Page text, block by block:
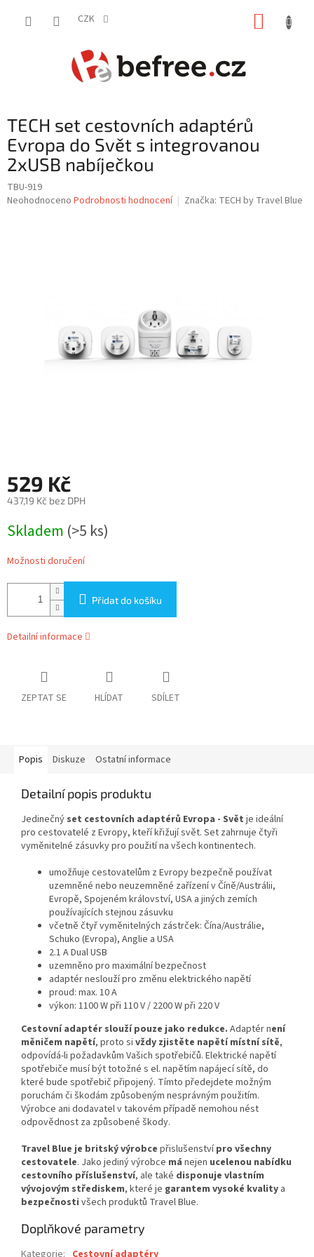
CZK
TECH set cestovních adaptérů
Evropa do Svět s integrovanou
2xUSB nabíječkou
TBU-919
Průměrné
Neohodnoceno Podrobnosti hodnocení Značka: TECH by Travel Blue
529 Kč
437,19 Kč bez DPH
cena:
Skladem (>5 ks)
Možnosti doručení
Přidat do košíku
Detailní informace
ZEPTAT SE HLÍDAT SDÍLET
Popis Diskuze Ostatní informace
Detailní popis produktu
Jedinečný set cestovních adaptérů Evropa - Svět je ideální
pro cestovatelé z Evropy, kteří křižují svět. Set zahrnuje čtyři
vyměnitelné zásuvky pro použití na všech kontinentech.
umožňuje cestovatelům z Evropy bezpečně používat
uzemněné nebo neuzemněné zařízení v Číně/Austrálii,
Evropě, Spojeném království, USA a jiných zemích
používajících stejnou zásuvku
včetně čtyř vyměnitelných zástrček: Čína/Austrálie,
Schuko (Evropa), Anglie a USA
2.1 A Dual USB
uzemněno pro maximální bezpečnost
adaptér neslouží pro změnu elektrického napětí
proud: max. 10 A
výkon: 1100 W při 110 V / 2200 W při 220 V
Cestovní adaptér slouží pouze jako redukce. Adaptér není
měničem napětí, proto si vždy zjistěte napětí místní sítě,
odpovídá-li požadavkům Vašich spotřebičů. Elektrické napětí
spotřebiče musí být totožné s el. napětím napájecí sítě, do
které bude spotřebič připojený. Tímto předejdete možným
poruchám či škodám způsobeným nesprávným použitím.
Výrobce ani dodavatel v takovém případě nemohou nést
odpovědnost za způsobené škody.
Travel Blue je britský výrobce přislušenstvípro všechny
cestovatele. Jako jediný výrobce má nejen ucelenou nabídku
cestovního příslušenství, ale také disponuje vlastním
vývojovým střediskem, které je garantem vysoké kvality a
bezpečnosti všech produktů Travel Blue.
Doplňkové parametry